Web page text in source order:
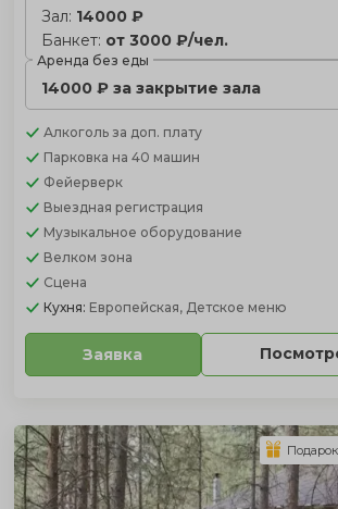
Зал: 14000 ₽
Банкет: от 3000 ₽/чел.
Аренда без еды
14000 ₽ за закрытие зала
Алкоголь за доп. плату
Парковка на 40 машин
Фейерверк
Выездная регистрация
Музыкальное оборудование
Велком зона
Сцена
Кухня: Европейская, Детское меню
Заявка